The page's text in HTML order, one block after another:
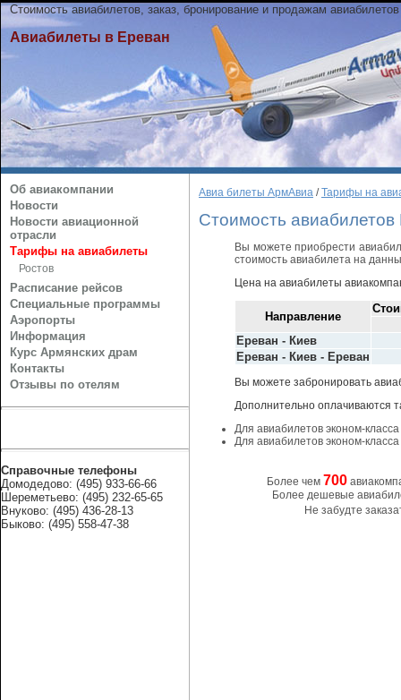
Стоимость авиабилетов, заказ, бронирование и продажам
Авиабилеты в Ереван
Об авиакомпании
Новости
Новости авиационной
отрасли
Тарифы на авиабилеты
Ростов
Расписание рейсов
Специальные программы
Аэропорты
Информация
Курс Армянских драм
Контакты
Отзывы по отелям
Справочные телефоны
Домодедово: (495) 933-66-66
Шереметьево: (495) 232-65-65
Внуково: (495) 436-28-13
Быково: (495) 558-47-38
Авиа билеты АрмАвиа /Тарифы на
Стоимость
Вы можете приобрести
стоимость авиабилета на
Цена на авиабилеты
Направление
Ереван - Киев
Ереван - Киев - Ереван
Вы можете забронировать
Дополнительно оплачиваются
Для авиабилетов эконом-
Для авиабилетов эконом-
Более чем 700
Более дешевые
Не забудте